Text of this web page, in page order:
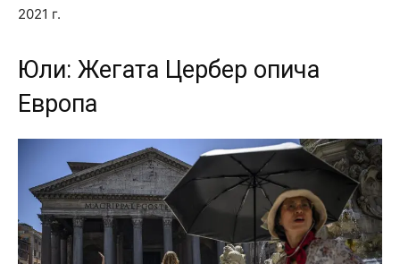
2021 г.
Юли: Жегата Цербер опича
Европа